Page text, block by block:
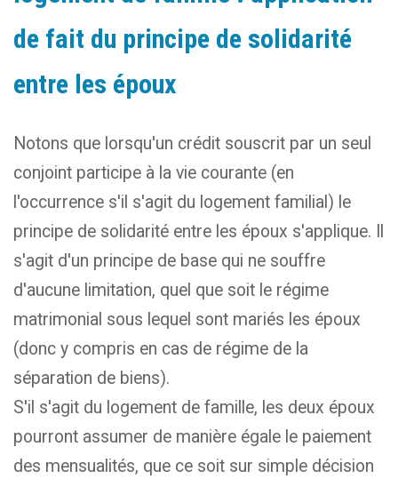
de fait du principe de solidarité
entre les époux
Notons que lorsqu'un crédit souscrit par un seul
conjoint participe à la vie courante (en
l'occurrence s'il s'agit du logement familial) le
principe de solidarité entre les époux s'applique. Il
s'agit d'un principe de base qui ne souffre
d'aucune limitation, quel que soit le régime
matrimonial sous lequel sont mariés les époux
(donc y compris en cas de régime de la
séparation de biens).
S'il s'agit du logement de famille, les deux époux
pourront assumer de manière égale le paiement
des mensualités, que ce soit sur simple décision